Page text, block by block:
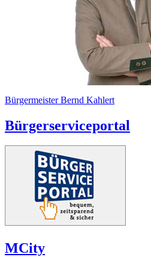
Bürgermeister Bernd Kahlert
Bürgerserviceportal
MCity